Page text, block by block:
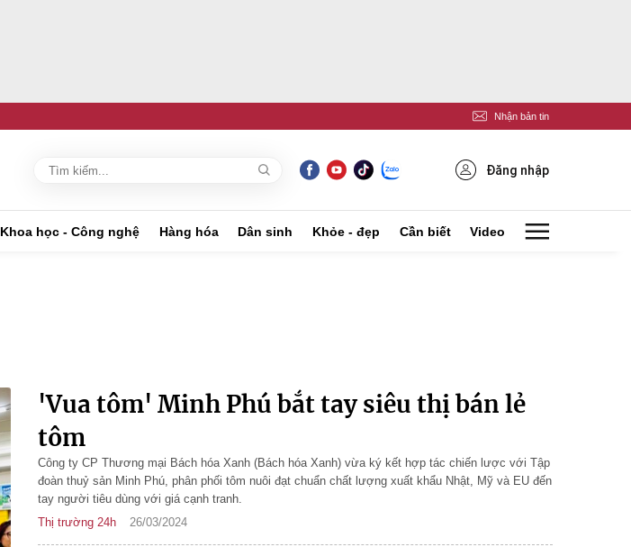
Nhận bản tin
Đăng nhập
Khoa học - Công nghệ Hàng hóa Dân sinh Khỏe - đẹp Cần biết Video
'Vua tôm' Minh Phú bắt tay siêu thị bán lẻ
tôm
Công ty CP Thương mại Bách hóa Xanh (Bách hóa Xanh) vừa ký kết hợp tác chiến lược với Tập
đoàn thuỷ sản Minh Phú, phân phối tôm nuôi đạt chuẩn chất lượng xuất khẩu Nhật, Mỹ và EU đến
tay người tiêu dùng với giá cạnh tranh.
Thị trường 24h
26/03/2024